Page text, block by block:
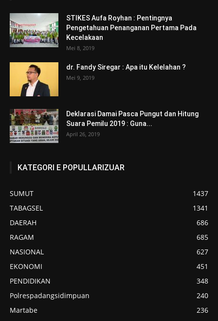
STIKES Aufa Royhan : Pentingnya
Pengetahuan Penanganan Pertama Pada
Kecelakaan
Mei 8, 2019
dr. Fandy Siregar : Apa itu Kelelahan ?
Mei 9, 2019
Deklarasi Damai Pasca Pungut dan Hitung
Suara Pemilu 2019 : Guna...
April 26, 2019
KATEGORI E POPULLARIZUAR
SUMUT
1437
TABAGSEL
1341
DAERAH
686
RAGAM
685
NASIONAL
627
EKONOMI
451
PENDIDIKAN
348
Polrespadangsidimpuan
240
Martabe
236